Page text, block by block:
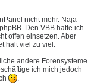
nicht mehr. Naja
Den VBB hatte ich
offen einsetzen. Aber
halt viel zu viel.
andere Forensysteme
ich mich jedoch